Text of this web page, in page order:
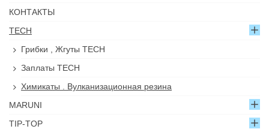
КОНТАКТЫ
TECH
Грибки , Жгуты TECH
Заплаты TECH
Химикаты . Вулканизационная резина
MARUNI
TIP-TOP